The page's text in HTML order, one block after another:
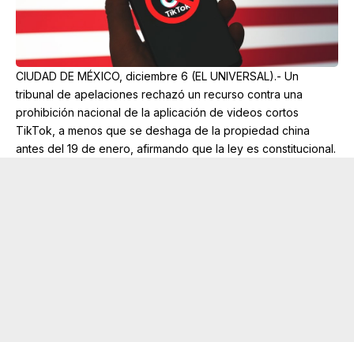
CIUDAD DE MÉXICO, diciembre 6 (EL UNIVERSAL).- Un
tribunal de apelaciones rechazó un recurso contra una
prohibición nacional de la aplicación de videos cortos
TikTok, a menos que se deshaga de la propiedad china
antes del 19 de enero, afirmando que la ley es constitucional.